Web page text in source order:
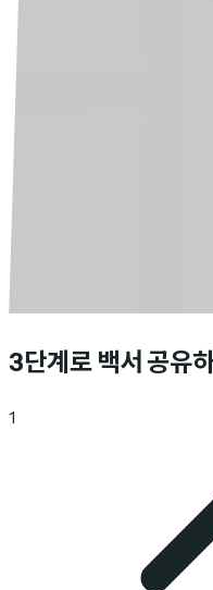
3단계로 백서 공유
1